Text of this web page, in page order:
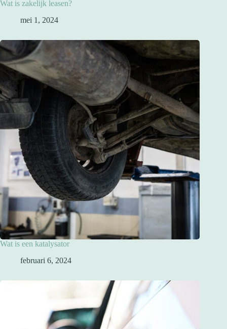
Wat is zakelijk leasen?
mei 1, 2024
Wat is een katalysator
februari 6, 2024